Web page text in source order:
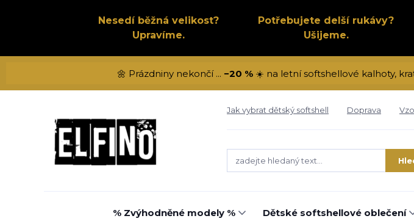
Nesedí běžná velikost?
Upravíme.
Potřebujete delší rukávy?
Ušijeme.
🌼 Prázdniny nekončí ... −20 %☀️ na letní softshellové kalhoty,
Jak vybrat dětský softshell Doprava
% Zvýhodněné modely % Dětské softshellové oblečení